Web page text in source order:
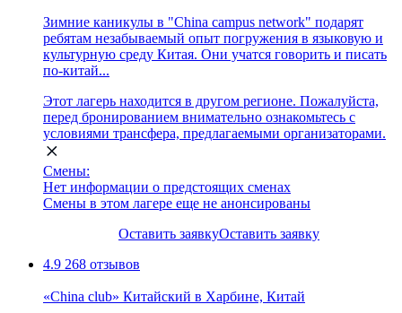
Зимние каникулы в "China campus network" подарят
ребятам незабываемый опыт погружения в языковую и
культурную среду Китая. Они учатся говорить и писать
по-китай...
Этот лагерь находится в другом регионе. Пожалуйста,
перед бронированием внимательно ознакомьтесь с
условиями трансфера, предлагаемыми организаторами.
Смены:
Нет информации о предстоящих сменах
Смены в этом лагере еще не анонсированы
Оставить заявкуОставить заявку
4.9 268 отзывов
«China сlub» Китайский в Харбине, Китай